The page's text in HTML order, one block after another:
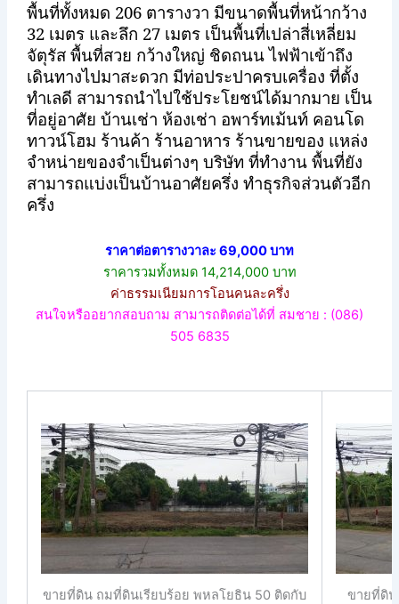
พื้นที่ทั้งหมด 206 ตารางวา มีขนาดพื้นที่หน้ากว้าง
32 เมตร และลึก 27 เมตร เป็นพื้นที่เปล่าสี่เหลี่ยม
จัตุรัส พื้นที่สวย กว้างใหญ่ ชิดถนน ไฟฟ้าเข้าถึง
เดินทางไปมาสะดวก มีท่อประปาครบเครื่อง ที่ตั้ง
ทำเลดี สามารถนำไปใช้ประโยชน์ได้มากมาย เป็น
ที่อยู่อาศัย บ้านเช่า ห้องเช่า อพาร์ทเม้นท์ คอนโด
ทาวน์โฮม ร้านค้า ร้านอาหาร ร้านขายของ แหล่ง
จำหน่ายของจำเป็นต่างๆ บริษัท ที่ทำงาน พื้นที่ยัง
สามารถแบ่งเป็นบ้านอาศัยครึ่ง ทำธุรกิจส่วนตัวอีก
ครึ่ง
ราคาต่อตารางวาละ 69,000 บาท
ราคารวมทั้งหมด 14,214,000 บาท
ค่าธรรมเนียมการโอนคนละครึ่ง
สนใจหรืออยากสอบถาม สามารถติดต่อได้ที่ สมชาย : (086)
505 6835
ขายที่ดิน ถมที่ดินเรียบร้อย พหลโยธิน 50 ติดกับ
ขายที่ดิน